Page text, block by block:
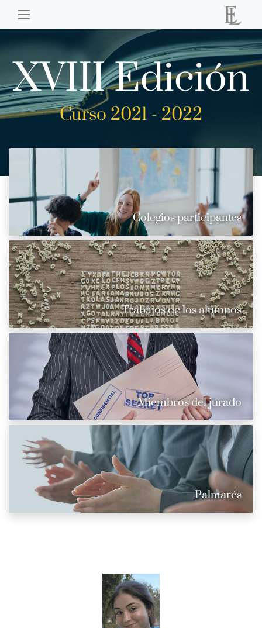
XVIII Edición
Curso 2021 - 2022
Colegios participantes
Trabajos de los alumnos
Miembros del jurado
Palmarés